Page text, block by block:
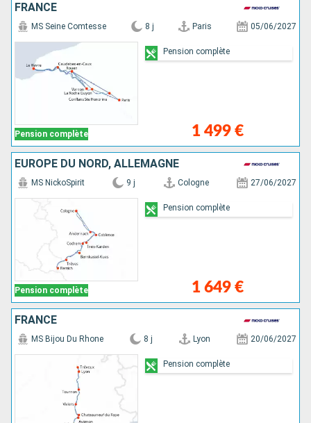
FRANCE
Pension complète
MS Seine Comtesse 8 j Paris 05/06/2027
1 499 €
Pension complète
EUROPE DU NORD, ALLEMAGNE
Pension complète
MS NickoSpirit 9 j Cologne 27/06/2027
1 649 €
Pension complète
FRANCE
MS Bijou Du Rhone 8 j Lyon 20/06/2027
Pension complète